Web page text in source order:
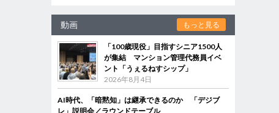
動画 もっと見る
「100歳現役」目指すシニア1500人
が集結 マンション管理代務員イベ
ント「うぇるねすシップ」
2026年8月4日
AI時代、「暗黙知」は継承できるのか 「デジブ
レ」説明会／ラウンドテーブル